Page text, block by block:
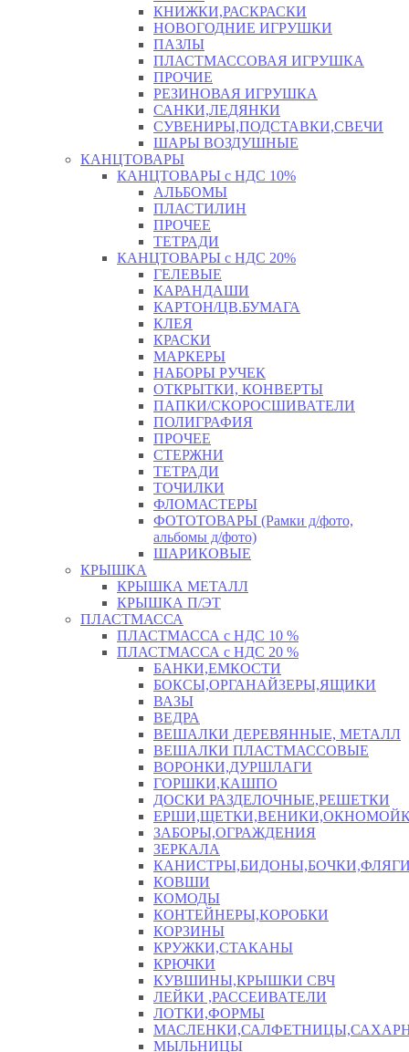
КНИЖКИ,РАСКРАСКИ
НОВОГОДНИЕ ИГРУШКИ
ПАЗЛЫ
ПЛАСТМАССОВАЯ ИГРУШКА
ПРОЧИЕ
РЕЗИНОВАЯ ИГРУШКА
САНКИ,ЛЕДЯНКИ
СУВЕНИРЫ,ПОДСТАВКИ,СВЕЧИ
ШАРЫ ВОЗДУШНЫЕ
КАНЦТОВАРЫ
КАНЦТОВАРЫ с НДС 10%
АЛЬБОМЫ
ПЛАСТИЛИН
ПРОЧЕЕ
ТЕТРАДИ
КАНЦТОВАРЫ с НДС 20%
ГЕЛЕВЫЕ
КАРАНДАШИ
КАРТОН/ЦВ.БУМАГА
КЛЕЯ
КРАСКИ
МАРКЕРЫ
НАБОРЫ РУЧЕК
ОТКРЫТКИ, КОНВЕРТЫ
ПАПКИ/СКОРОСШИВАТЕЛИ
ПОЛИГРАФИЯ
ПРОЧЕЕ
СТЕРЖНИ
ТЕТРАДИ
ТОЧИЛКИ
ФЛОМАСТЕРЫ
ФОТОТОВАРЫ (Рамки д/фото,
альбомы д/фото)
ШАРИКОВЫЕ
КРЫШКА
КРЫШКА МЕТАЛЛ
КРЫШКА П/ЭТ
ПЛАСТМАССА
ПЛАСТМАССА с НДС 10 %
ПЛАСТМАССА с НДС 20 %
БАНКИ,ЕМКОСТИ
БОКСЫ,ОРГАНАЙЗЕРЫ,ЯЩИКИ
ВАЗЫ
ВЕДРА
ВЕШАЛКИ ДЕРЕВЯННЫЕ, МЕТАЛЛ
ВЕШАЛКИ ПЛАСТМАССОВЫЕ
ВОРОНКИ,ДУРШЛАГИ
ГОРШКИ,КАШПО
ДОСКИ РАЗДЕЛОЧНЫЕ,РЕШЕТКИ
ЗАБОРЫ,ОГРАЖДЕНИЯ
ЗЕРКАЛА
КОВШИ
КОМОДЫ
КОНТЕЙНЕРЫ,КОРОБКИ
КОРЗИНЫ
КРУЖКИ,СТАКАНЫ
КРЮЧКИ
КУВШИНЫ,КРЫШКИ СВЧ
ЛЕЙКИ ,РАССЕИВАТЕЛИ
ЛОТКИ,ФОРМЫ
МЫЛЬНИЦЫ